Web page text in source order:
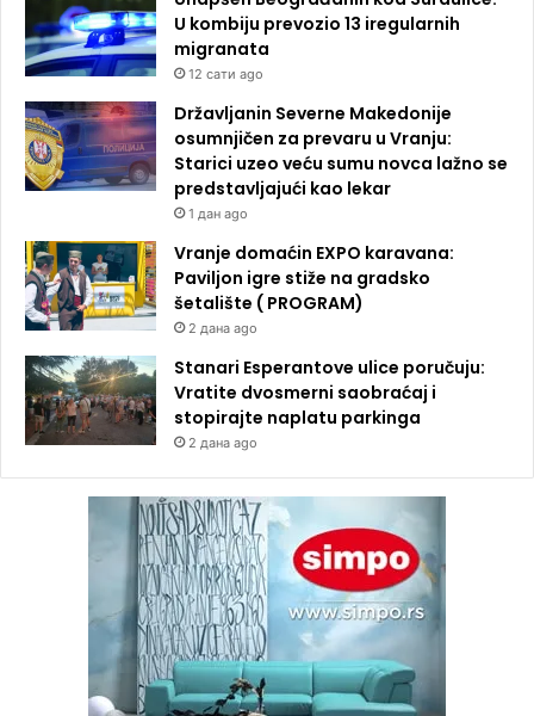
U kombiju prevozio 13 iregularnih
migranata
12 сати ago
Državljanin Severne Makedonije
osumnjičen za prevaru u Vranju:
Starici uzeo veću sumu novca lažno se
predstavljajući kao lekar
1 дан ago
Vranje domaćin EXPO karavana:
Paviljon igre stiže na gradsko
šetalište ( PROGRAM)
2 дана ago
Stanari Esperantove ulice poručuju:
Vratite dvosmerni saobraćaj i
stopirajte naplatu parkinga
2 дана ago